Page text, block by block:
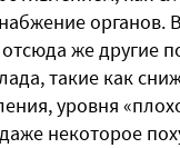
органов.
же другие
такие как
уровня
некоторое